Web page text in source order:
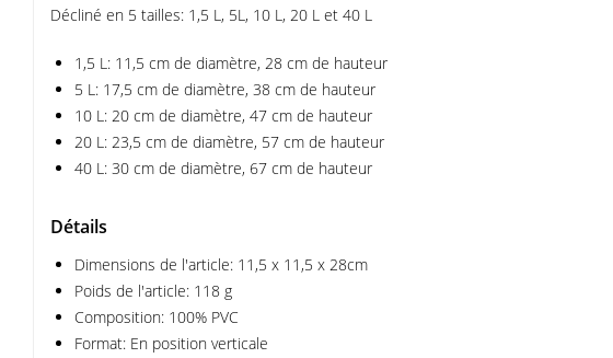
Décliné en 5 tailles: 1,5 L, 5L, 10 L, 20 L et 40 L
1,5 L: 11,5 cm de diamètre, 28 cm de hauteur
5 L: 17,5 cm de diamètre, 38 cm de hauteur
10 L: 20 cm de diamètre, 47 cm de hauteur
20 L: 23,5 cm de diamètre, 57 cm de hauteur
40 L: 30 cm de diamètre, 67 cm de hauteur
Détails
Dimensions de l'article: 11,5 x 11,5 x 28cm
Poids de l'article: 118 g
Composition: 100% PVC
Format: En position verticale